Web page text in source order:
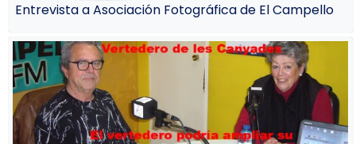
Entrevista a Asociación Fotográfica de El Campello